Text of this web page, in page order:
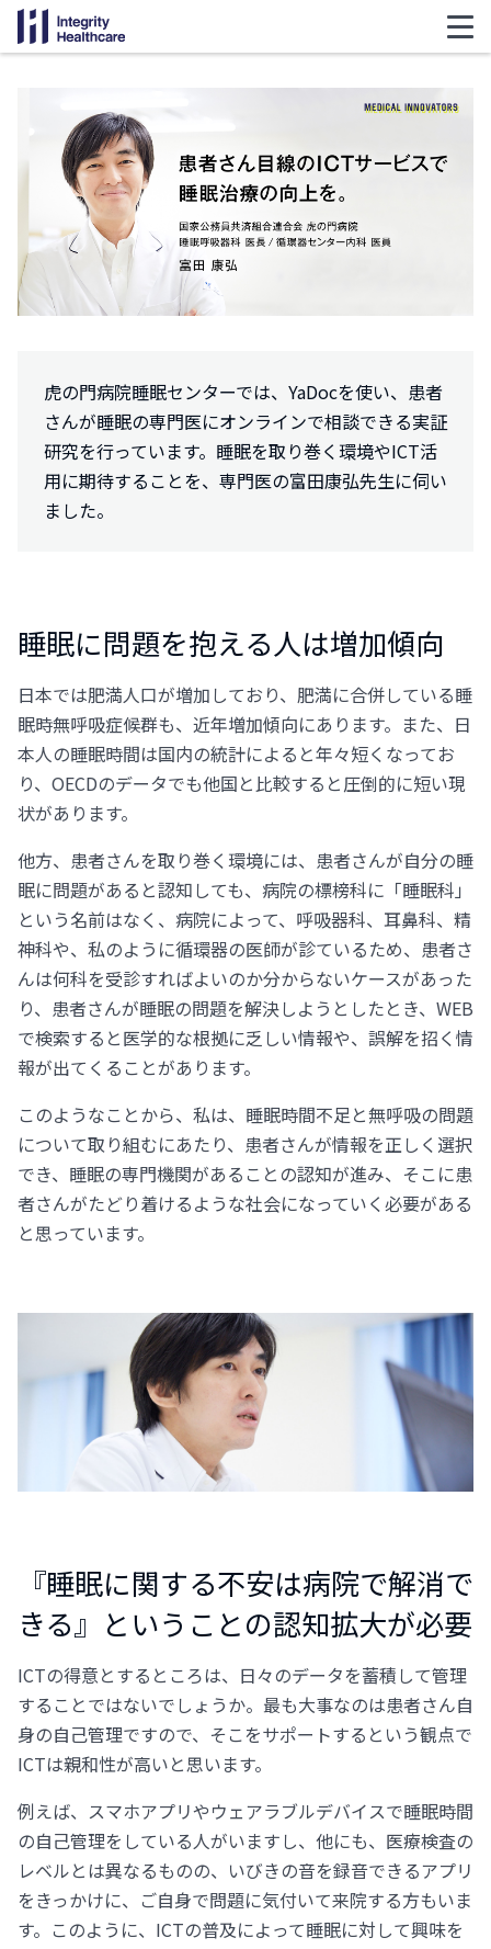
虎の門病院睡眠センターでは、YaDocを使い、患者
さんが睡眠の専門医にオンラインで相談できる実証
研究を行っています。睡眠を取り巻く環境やICT活
用に期待することを、専門医の富田康弘先生に伺い
ました。
睡眠に問題を抱える人は増加傾向
日本では肥満人口が増加しており、肥満に合併している睡
眠時無呼吸症候群も、近年増加傾向にあります。また、日
本人の睡眠時間は国内の統計によると年々短くなってお
り、OECDのデータでも他国と比較すると圧倒的に短い現
状があります。
他方、患者さんを取り巻く環境には、患者さんが自分の睡
眠に問題があると認知しても、病院の標榜科に「睡眠科」
という名前はなく、病院によって、呼吸器科、耳鼻科、精
神科や、私のように循環器の医師が診ているため、患者さ
んは何科を受診すればよいのか分からないケースがあった
り、患者さんが睡眠の問題を解決しようとしたとき、WEB
で検索すると医学的な根拠に乏しい情報や、誤解を招く情
報が出てくることがあります。
このようなことから、私は、睡眠時間不足と無呼吸の問題
について取り組むにあたり、患者さんが情報を正しく選択
でき、睡眠の専門機関があることの認知が進み、そこに患
者さんがたどり着けるような社会になっていく必要がある
と思っています。
『睡眠に関する不安は病院で解消で
きる』ということの認知拡大が必要
ICTの得意とするところは、日々のデータを蓄積して管理
することではないでしょうか。最も大事なのは患者さん自
身の自己管理ですので、そこをサポートするという観点で
ICTは親和性が高いと思います。
例えば、スマホアプリやウェアラブルデバイスで睡眠時間
の自己管理をしている人がいますし、他にも、医療検査の
レベルとは異なるものの、いびきの音を録音できるアプリ
をきっかけに、ご自身で問題に気付いて来院する方もいま
す。このように、ICTの普及によって睡眠に対して興味を